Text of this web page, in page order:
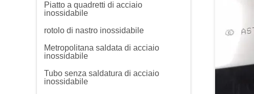
Piatto a quadretti di acciaio
inossidabile
rotolo di nastro inossidabile
Metropolitana saldata di acciaio
inossidabile
Tubo senza saldatura di acciaio
inossidabile